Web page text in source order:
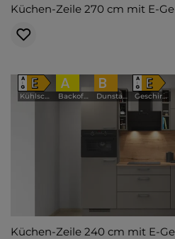
Küchen-Zeile 270 cm mit E-
A
↑
G E
Kühlschrank
A
Backofen
B
Dunstabzugshaube
A
↑
G E
Geschirrspüler
Küchen-Zeile 240 cm mit E-